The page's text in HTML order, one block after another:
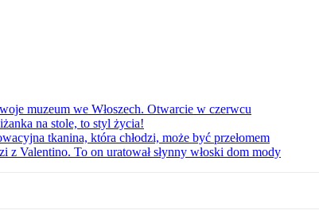
muzeum we Włoszech. Otwarcie w czerwcu
na stole, to styl życia!
tkanina, która chłodzi, może być przełomem
z Valentino. To on uratował słynny włoski dom mody